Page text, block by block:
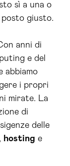
sì a una o
posto giusto.
anni di
e del
abbiamo
i propri
mirate. La
di
delle
, hosting e